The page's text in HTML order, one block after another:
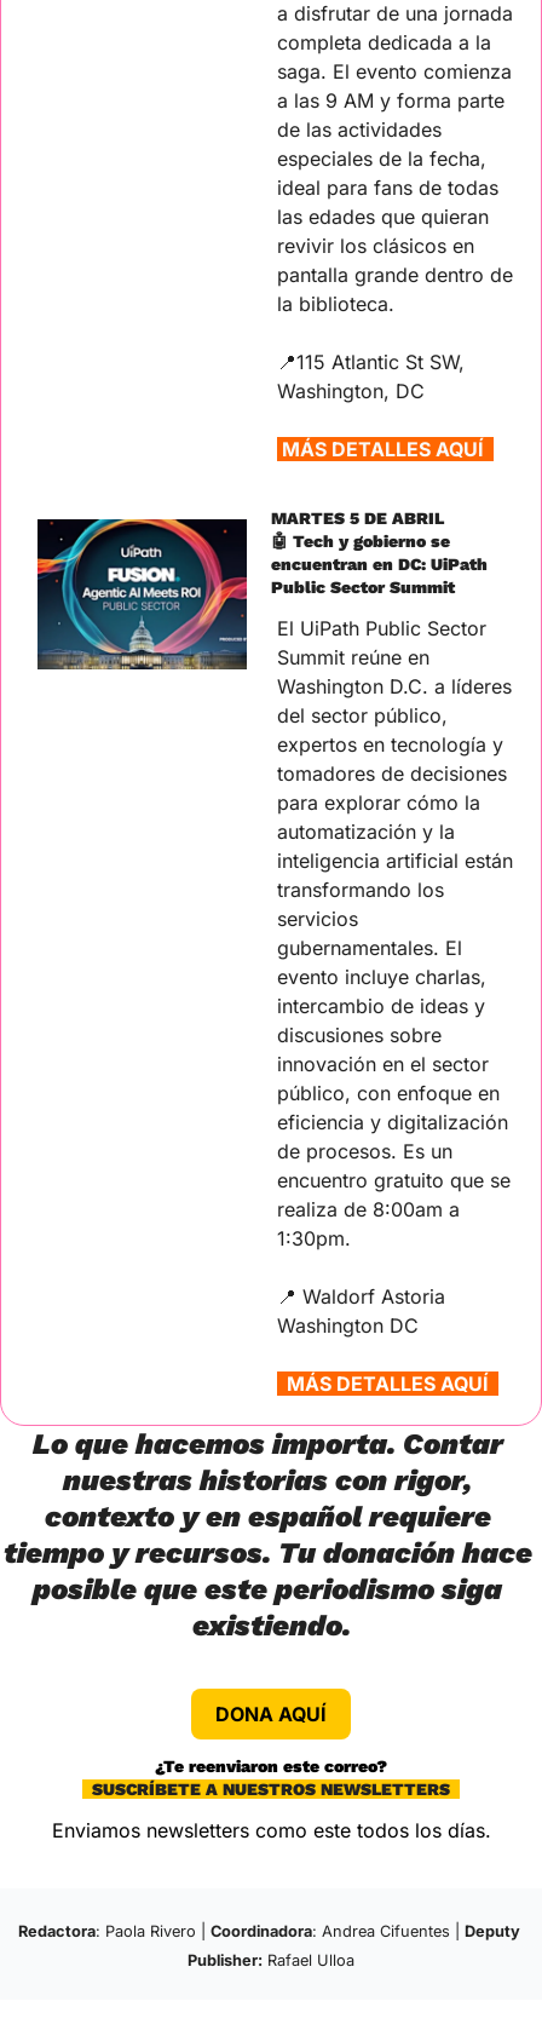
a disfrutar de una jornada
completa dedicada a la
saga. El evento comienza
a las 9 AM y forma parte
de las actividades
especiales de la fecha,
ideal para fans de todas
las edades que quieran
revivir los clásicos en
pantalla grande dentro de
la biblioteca.
📍115 Atlantic St SW,
Washington, DC
MÁS DETALLES AQUÍ
MARTES 5 DE ABRIL
🤖 Tech y gobierno se
encuentran en DC: UiPath
Public Sector Summit
El UiPath Public Sector
Summit reúne en
Washington D.C. a líderes
del sector público,
expertos en tecnología y
tomadores de decisiones
para explorar cómo la
automatización y la
inteligencia artificial están
transformando los
servicios
gubernamentales. El
evento incluye charlas,
intercambio de ideas y
discusiones sobre
innovación en el sector
público, con enfoque en
eficiencia y digitalización
de procesos. Es un
encuentro gratuito que se
realiza de 8:00am a
1:30pm.
📍 Waldorf Astoria
Washington DC
  MÁS DETALLES AQUÍ
Lo que hacemos importa. Contar
nuestras historias con rigor,
contexto y en español requiere
tiempo y recursos. Tu donación hace
posible que este periodismo siga
existiendo.
DONA AQUÍ
¿Te reenviaron este correo?
  SUSCRÍBETE A NUESTROS NEWSLETTERS
Enviamos newsletters como este todos los días.
Redactora: Paola Rivero | Coordinadora: Andrea Cifuentes | Deputy
Publisher: Rafael Ulloa